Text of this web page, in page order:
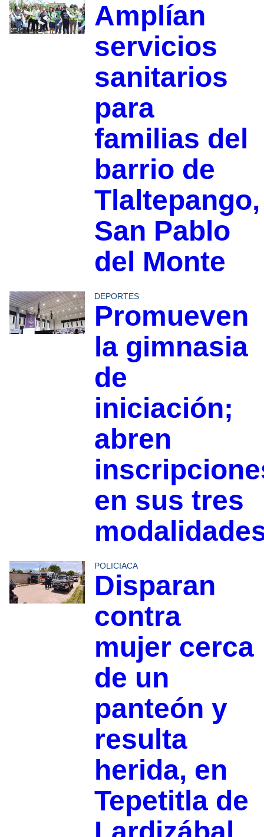
Amplían
servicios
sanitarios
para
familias del
barrio de
Tlaltepango,
San Pablo
del Monte
DEPORTES
Promueven
la gimnasia
de
iniciación;
abren
en sus tres
POLICIACA
Disparan
contra
mujer cerca
de un
panteón y
resulta
herida, en
Tepetitla de